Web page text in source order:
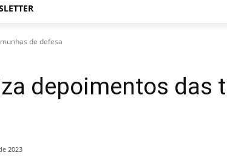
de defesa
depoimentos das
2023